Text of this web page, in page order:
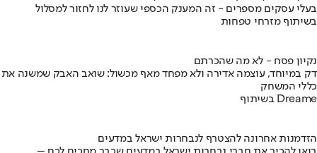
בעלי עסקים מספרים - זה המענק הכספי שעוזר לנו לחזור למסלול
בשיתוף מזרחי טפחות
נקיון פסח - לא מה שהכרתם
דק במיוחד, עוצמה אדירה ולא מפחד מאף מכשול: שואב האבק שמשנה את
כללי המשחק
בשיתוף Dreame
הזדמנות אחרונה להצטרף לנבחרות ישראל במדעים